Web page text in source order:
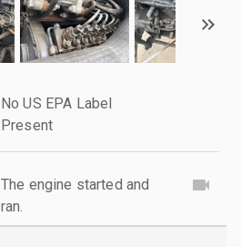
No US EPA Label
Present
The engine started and
ran.